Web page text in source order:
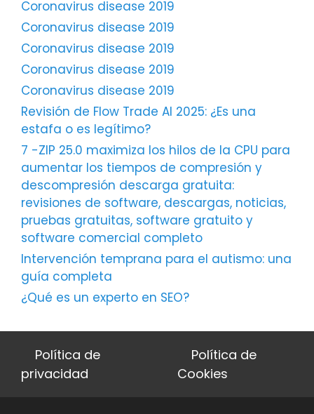
Coronavirus disease 2019
Coronavirus disease 2019
Coronavirus disease 2019
Coronavirus disease 2019
Coronavirus disease 2019
Revisión de Flow Trade AI 2025: ¿Es una
estafa o es legítimo?
7 -ZIP 25.0 maximiza los hilos de la CPU para
aumentar los tiempos de compresión y
descompresión descarga gratuita:
revisiones de software, descargas, noticias,
pruebas gratuitas, software gratuito y
software comercial completo
Intervención temprana para el autismo: una
guía completa
¿Qué es un experto en SEO?
Política de
privacidad
Política de
Cookies